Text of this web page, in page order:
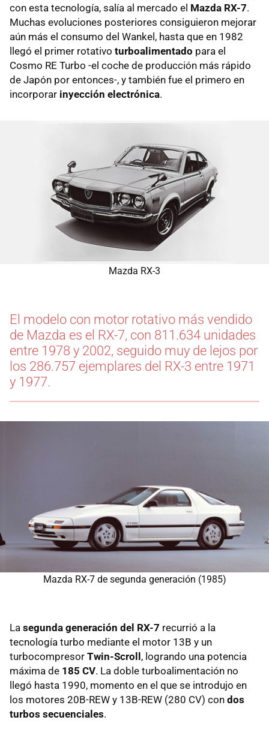
con esta tecnología, salía al mercado el Mazda RX-7.
Muchas evoluciones posteriores consiguieron mejorar
aún más el consumo del Wankel, hasta que en 1982
llegó el primer rotativo turboalimentado para el
Cosmo RE Turbo -el coche de producción más rápido
de Japón por entonces-, y también fue el primero en
incorporar inyección electrónica.
Mazda RX-3
El modelo con motor rotativo más vendido
de Mazda es el RX-7, con 811.634 unidades
entre 1978 y 2002, seguido muy de lejos por
los 286.757 ejemplares del RX-3 entre 1971
y 1977.
Mazda RX-7 de segunda generación (1985)
La segunda generación del RX-7 recurrió a la
tecnología turbo mediante el motor 13B y un
turbocompresor Twin-Scroll, logrando una potencia
máxima de 185 CV. La doble turboalimentación no
llegó hasta 1990, momento en el que se introdujo en
los motores 20B-REW y 13B-REW (280 CV) con dos
turbos secuenciales.